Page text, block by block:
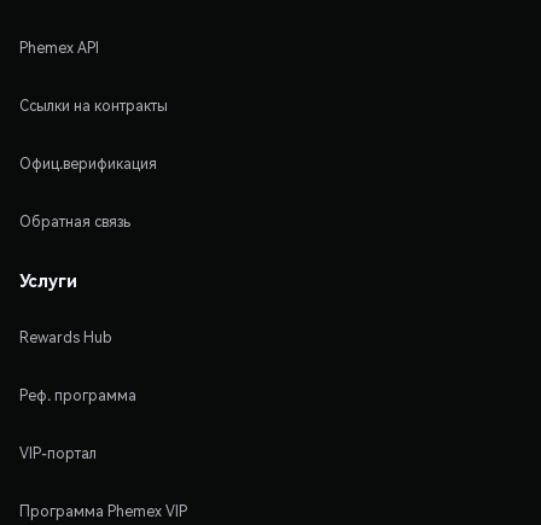
Phemex API
Ссылки на контракты
Офиц.верификация
Обратная связь
Услуги
Rewards Hub
Реф. программа
VIP-портал
Программа Phemex VIP